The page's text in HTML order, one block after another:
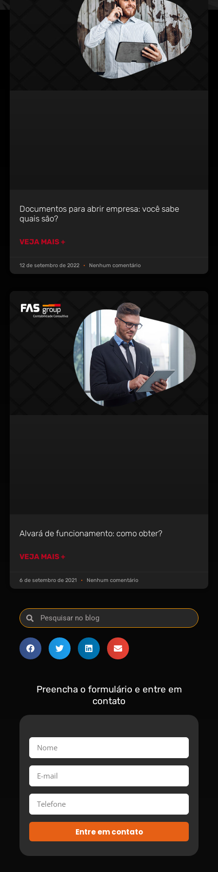
Documentos para abrir empresa: você sabe
quais são?
VEJA MAIS +
12 de setembro de 2022 Nenhum comentário
Alvará de funcionamento: como obter?
VEJA MAIS +
6 de setembro de 2021 Nenhum comentário
Preencha o formulário e entre em
contato
Entre em contato